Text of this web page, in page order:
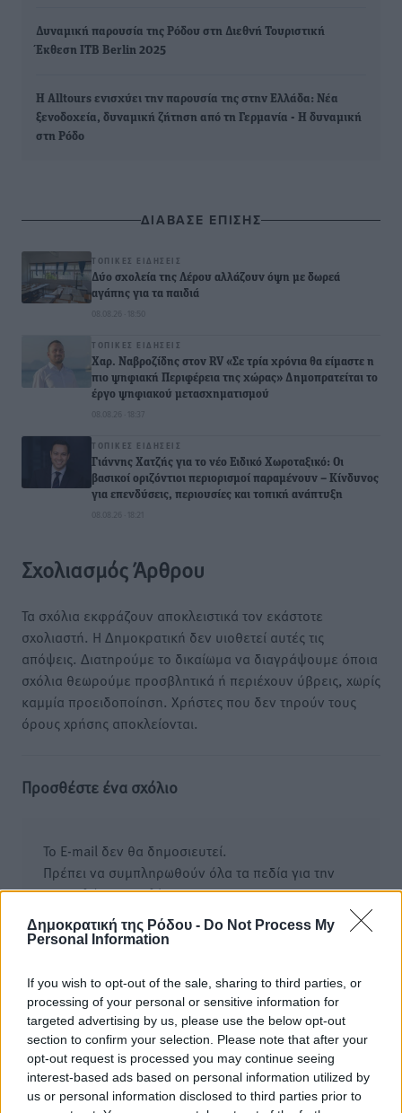
Δημοκρατική της Ρόδου - Do Not Process My
Personal Information
If you wish to opt-out of the sale, sharing to third parties, or
processing of your personal or sensitive information for
targeted advertising by us, please use the below opt-out
section to confirm your selection. Please note that after your
opt-out request is processed you may continue seeing
interest-based ads based on personal information utilized by
us or personal information disclosed to third parties prior to
Δυναμική παρουσία της Ρόδου στη Διεθνή Τουριστική
Έκθεση ITB Berlin 2025
Η Alltours ενισχύει την παρουσία της στην Ελλάδα: Νέα
ξενοδοχεία, δυναμική ζήτηση από τη Γερμανία - H δυναμική
στη Ρόδο
ΔΙΑΒΑΣΕ ΕΠΙΣΗΣ
ΤΟΠΙΚΈΣ ΕΙΔΉΣΕΙΣ
Δύο σχολεία της Λέρου αλλάζουν όψη με δωρεά
αγάπης για τα παιδιά
08.08.26 · 18:50
ΤΟΠΙΚΈΣ ΕΙΔΉΣΕΙΣ
Χαρ. Ναβροζίδης στον RV «Σε τρία χρόνια θα είμαστε η
πιο ψηφιακή Περιφέρεια της χώρας» Δημοπρατείται το
έργο ψηφιακού μετασχηματισμού
08.08.26 · 18:37
ΤΟΠΙΚΈΣ ΕΙΔΉΣΕΙΣ
Γιάννης Χατζής για το νέο Ειδικό Χωροταξικό: Οι
βασικοί οριζόντιοι περιορισμοί παραμένουν – Κίνδυνος
για επενδύσεις, περιουσίες και τοπική ανάπτυξη
08.08.26 · 18:21
Σχολιασμός Άρθρου
Τα σχόλια εκφράζουν αποκλειστικά τον εκάστοτε
σχολιαστή. Η Δημοκρατική δεν υιοθετεί αυτές τις
απόψεις. Διατηρούμε το δικαίωμα να διαγράψουμε όποια
σχόλια θεωρούμε προσβλητικά ή περιέχουν ύβρεις, χωρίς
καμμία προειδοποίηση. Χρήστες που δεν τηρούν τους
όρους χρήσης αποκλείονται.
Προσθέστε ένα σχόλιο
Το E-mail δεν θα δημοσιευτεί.
Πρέπει να συμπληρωθούν όλα τα πεδία για την
υποβολή του σχολίου.
Όνοματεπώνυμο Email
Φύλαξε τα στοιχεία μου για την επόμενη φορά.